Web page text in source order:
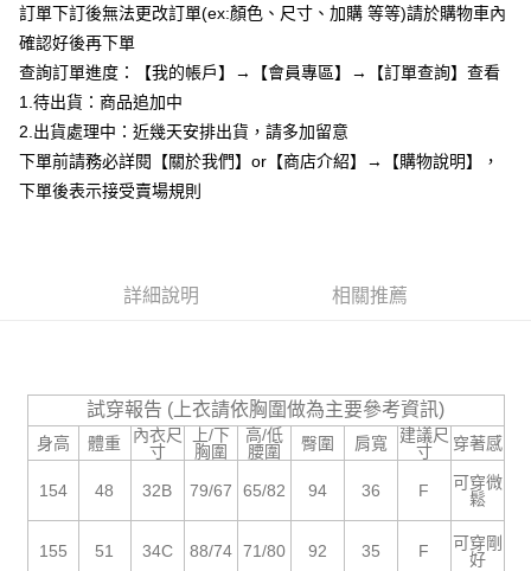
便利好安心！
１．簡單：不需註冊會員、不需綁卡、不需儲值。
２．便利：只要手機號碼，簡訊認證，即可結帳。
３．安心：先確認商品／服務後，再付款。
１．於結帳方式選擇「AFTEE先享後付」後，將跳轉至「AFTEE先享後付」
結帳頁面，進行簡訊認證並確認金額後，即可完成結帳。
２．訂單成立數日內，您將收到繳費通知簡訊。
３．收到繳費通知簡訊後14天內，點擊此簡訊中的連結，可透過四大超商／
後付繳納相關費用。
※ 交易是否成功請以「AFTEE先享後付 」之結帳頁面顯示為準，若有關於
【注意事項】
１．透過由恩沛科技股份有限公司提供之「AFTEE先享後付」服務完成之交
易，需依本服務之必要範圍內提供個人資料，並將交易相關給付款項請求債
權轉讓予恩沛科技股份有限公司。
https://aftee.tw/terms/#terms3
３．未成年的使用者請事先徵得法定代理人或監護人之同意方可使用
「AFTEE先享後付」，若未經同意申辦者引起之損失，本公司不負相關責
運送方式
全家付款取貨
每筆NT$85，滿NT$799(含以上)免運費
付款後全家取貨
每筆NT$85，滿NT$799(含以上)免運費
付款後7-11取貨
每筆NT$85，滿NT$799(含以上)免運費
海外宅配 查看運費
訂單下訂後無法更改訂單(ex:顏色、尺寸、加購 等等)請於購物車內
確認好後再下單
查詢訂單進度：【我的帳戶】→【會員專區】→【訂單查詢】查看
1.待出貨：商品追加中
2.出貨處理中：近幾天安排出貨，請多加留意
下單前請務必詳閱【關於我們】or【商店介紹】→【購物說明】，
下單後表示接受賣場規則
詳細說明 相關推薦
試穿報告 (上衣請依胸圍做為主要參考資訊)
身高 體重
內衣尺
寸
上/下
胸圍
高/低
腰圍
臀圍 肩寬
建議尺
寸
穿著感
154 48 32B 79/67 65/82 94 36 F
可穿微
鬆
155 51 34C 88/74 71/80 92 35 F
可穿剛
好